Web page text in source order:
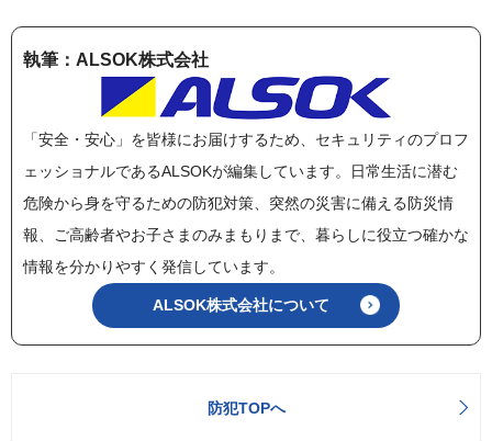
執筆：ALSOK株式会社
「安全・安心」を皆様にお届けするため、セキュリティのプロフ
ェッショナルであるALSOKが編集しています。日常生活に潜む
危険から身を守るための防犯対策、突然の災害に備える防災情
報、ご高齢者やお子さまのみまもりまで、暮らしに役立つ確かな
情報を分かりやすく発信しています。
ALSOK株式会社について
防犯TOPへ